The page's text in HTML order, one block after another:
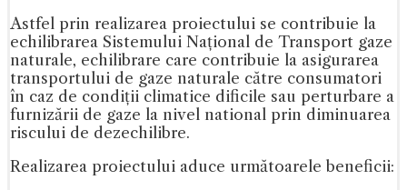
Astfel prin realizarea proiectului se contribuie la
echilibrarea Sistemului Național de Transport gaze
naturale, echilibrare care contribuie la asigurarea
transportului de gaze naturale către consumatori
în caz de condiții climatice dificile sau perturbare a
furnizării de gaze la nivel national prin diminuarea
riscului de dezechilibre.
Realizarea proiectului aduce următoarele beneficii: